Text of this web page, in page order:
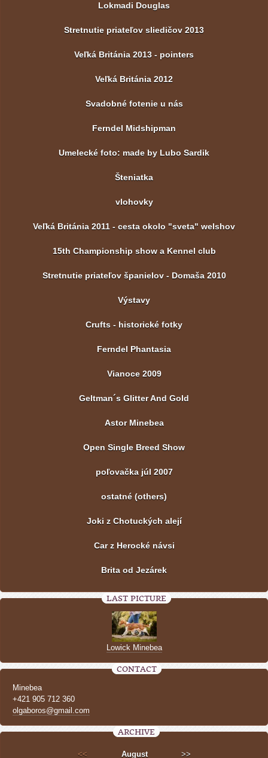
Lokmadi Douglas
Stretnutie priateľov sliedičov 2013
Veľká Británia 2013 - pointers
Veľká Británia 2012
Svadobné fotenie u nás
Ferndel Midshipman
Umelecké foto: made by Lubo Sardik
Šteniatka
vlohovky
Veľká Británia 2011 - cesta okolo "sveta" welshov
15th Championship show a Kennel club
Stretnutie priateľov španielov - Domaša 2010
Výstavy
Crufts - historické fotky
Ferndel Phantasia
Vianoce 2009
Geltman´s Glitter And Gold
Astor Minebea
Open Single Breed Show
poľovačka júl 2007
ostatné (others)
Joki z Chotuckých alejí
Car z Herocké návsi
Brita od Jezárek
LAST PICTURE
Lowick Minebea
CONTACT
Minebea
+421 905 712 360
olgaboros@gmail.com
ARCHIVE
<< August >>